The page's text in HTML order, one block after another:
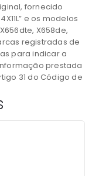
fornecido
e os modelos
X658de,
registradas de
para indicar a
prestada
31 do Código de